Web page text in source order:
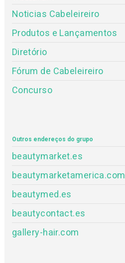
Noticias Cabeleireiro
Produtos e Lançamentos
Diretório
Fórum de Cabeleireiro
Concurso
Outros endereços do grupo
beautymarket.es
beautymarketamerica.com
beautymed.es
beautycontact.es
gallery-hair.com